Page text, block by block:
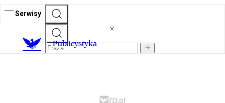
Serwisy
Publicystyka